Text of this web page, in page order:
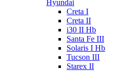
Hyundai
Creta I
Creta II
i30 II Hb
Santa Fe III
Solaris I Hb
Tucson III
Starex II